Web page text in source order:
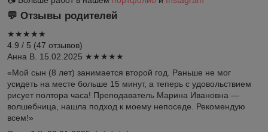
💬 Отзывы родителей
★★★★★
4.9 / 5 (47 отзывов)
Анна В. 15.02.2025 ★★★★★
«Мой сын (8 лет) занимается второй год. Раньше не мог
усидеть на месте больше 15 минут, а теперь с удовольствием
рисует полтора часа! Преподаватель Марина Ивановна —
волшебница, нашла подход к моему непоседе. Рекомендую
всем!»